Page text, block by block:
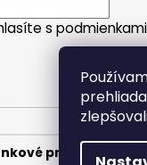
s
predmety .